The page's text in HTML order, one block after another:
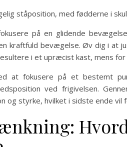
ståposition, med fødderne i
på en glidende
kraftfuld bevægelse. Øv dig i at
i et upræcist kast, mens
at fokusere på et bestemt
ved frigivelsen.
og styrke, hvilket i sidste ende vil